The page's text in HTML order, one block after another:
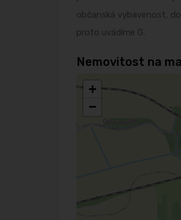
občanská vybavenost,
proto uvádíme G.
Nemovitost na
+
−